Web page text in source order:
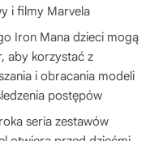
i filmy Marvela
Iron Mana dzieci mogą
aby korzystać z
i obracania modeli
postępów
seria zestawów